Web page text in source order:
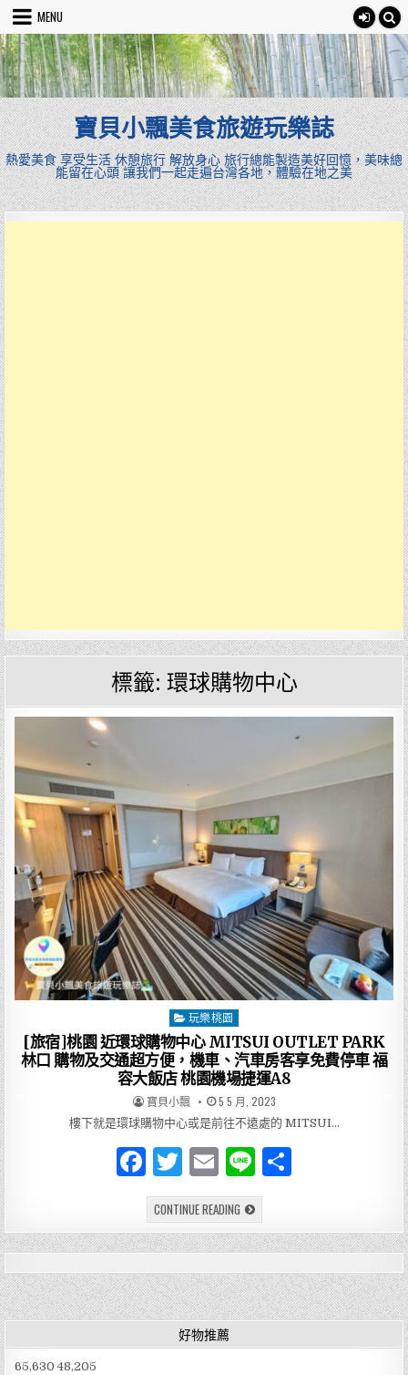
Skip
content
MENU
寶貝小飄美食旅遊玩樂誌
熱愛美食 享受生活 休憩旅行 解放身心 旅行總能製造美好回憶，美味總
能留在心頭 讓我們一起走遍台灣各地，體驗在地之美
標籤: 環球購物中心
Posted
in
玩樂桃園
[旅宿]桃園 近環球購物中心 MITSUI OUTLET PARK
林口 購物及交通超方便，機車、汽車房客享免費停車 福
容大飯店 桃園機場捷運A8
AUTHOR:
寶貝小飄 PUBLISHED
DATE:
5 5 月, 2023
樓下就是環球購物中心或是前往不遠處的 MITSUI…
F
a
c
e
b
o
T
w
it
te
r
E
m
ai
l
Li
n
e
CONTINUE READING[旅
宿]
桃
園
近
球
購
物
中
心
OUTLET
好物推薦
65,630 48,205